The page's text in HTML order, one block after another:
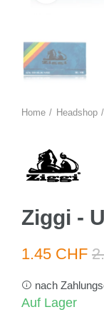
Home Headshop
Ziggi -
1.45 CHF
nach
Auf Lager